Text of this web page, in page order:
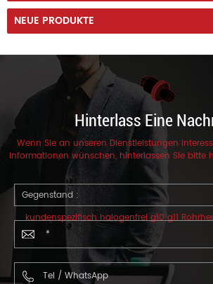
NEUE PRODUKTE
Hinterlass Eine
Wenn Sie an unseren Dienstleistungen
Informationen wünschen, hinterlassen Sie bitte
werden Ihnen so schnell wie möglich
Gegenstand :
kundenspezifisch halogenfrei g10 g11